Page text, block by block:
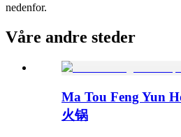
nedenfor.
Våre andre steder
Ma Tou Feng Yun
火锅